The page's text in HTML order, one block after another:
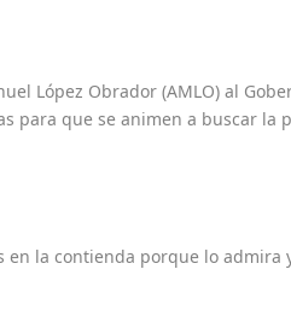
López Obrador (AMLO) al
para que se animen a buscar la
en la contienda porque lo admira